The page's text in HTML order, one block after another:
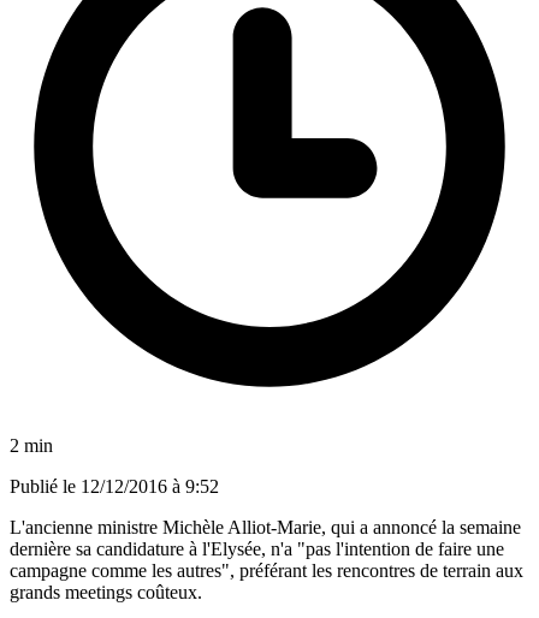
2 min
Publié le 12/12/2016 à 9:52
L'ancienne ministre Michèle Alliot-Marie, qui a annoncé la semaine
dernière sa candidature à l'Elysée, n'a "pas l'intention de faire une
campagne comme les autres", préférant les rencontres de terrain aux
grands meetings coûteux.